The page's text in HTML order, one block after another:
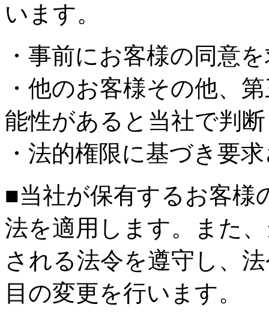
います。
・事前にお客様の同意
・他のお客様その他、
能性があると当社で判
・法的権限に基づき要
■当社が保有するお客様
法を適用します。また
される法令を遵守し、
目の変更を行います。